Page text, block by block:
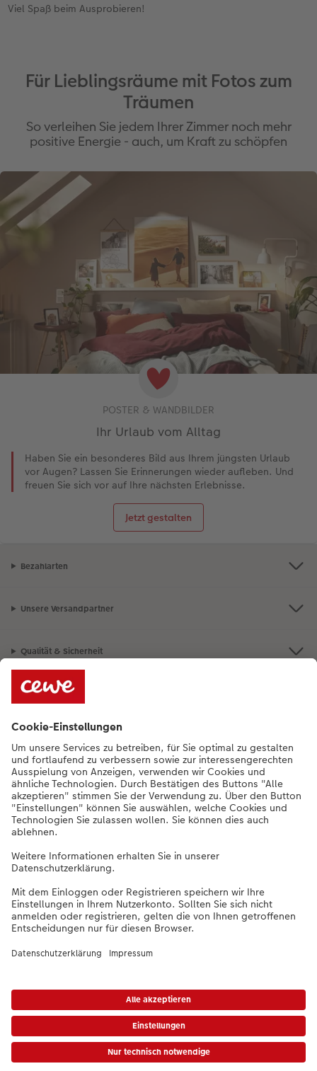
Viel Spaß beim Ausprobieren!
Für Lieblingsräume mit Fotos zum
Träumen
So verleihen Sie jedem Ihrer Zimmer noch mehr
positive Energie - auch, um Kraft zu schöpfen
POSTER & WANDBILDER
Ihr Urlaub vom Alltag
Haben Sie ein besonderes Bild aus Ihrem jüngsten Urlaub
vor Augen? Lassen Sie Erinnerungen wieder aufleben. Und
freuen Sie sich vor auf Ihre nächsten Erlebnisse.
Jetzt gestalten
Bezahlarten
Unsere Versandpartner
Qualität & Sicherheit
Nachhaltigkeit bei CEWE
Unternehmen
Sortiment
Weitere Produkte
0441 18131911Mo. bis Sa.: 8:00 – 20:00 Uhr und So.: 10:00 – 18:00 Uhr
* Unverbindliche Preisempfehlung. Die Preise gelten inkl. MwSt. zzgl. Versandkosten (ggf. anfallend auch bei
Filialabholung) gem.PreislisteDas abgebildete Produkt hat ggfs. einen höheren Preis.